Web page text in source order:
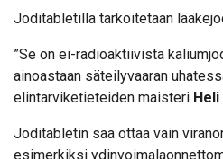
Joditabletilla tarkoitetaan
”Se on ei-radioaktiivista
ainoastaan säteilyvaaran
elintarviketieteiden maisteri
Joditabletin saa ottaa vain
esimerkiksi